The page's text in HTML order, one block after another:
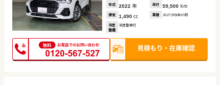
年式
2022 年 走行 59,500 km
排気 1,490 cc 車検 2027(R9)年05月
法定
整備
法定整備付